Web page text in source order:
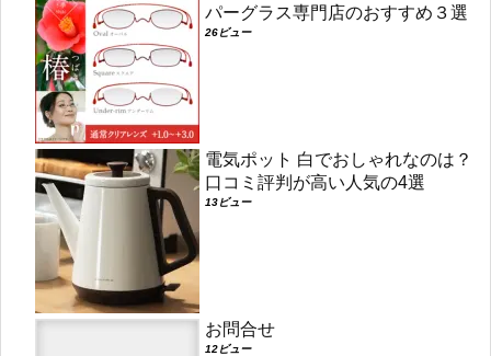
パーグラス専門店のおすすめ３選
26ビュー
電気ポット 白でおしゃれなのは？
口コミ評判が高い人気の4選
13ビュー
お問合せ
12ビュー